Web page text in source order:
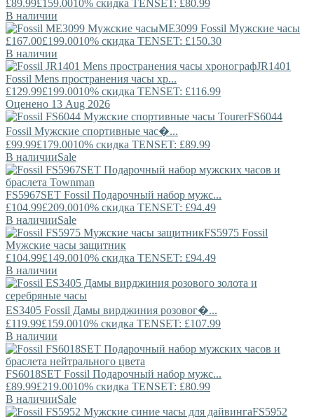
£89.99£159.0010% скидка TENSET: £80.99
В наличии
ME3099 Fossil Мужские часы
£167.00£199.0010% скидка TENSET: £150.30
В наличии
JR1401
Fossil Mens пространения часы хр...
£129.99£199.0010% скидка TENSET: £116.99
Оценено 13 Aug 2026
FS6044
Fossil Мужские спортивные час�...
£99.99£179.0010% скидка TENSET: £89.99
В наличииSale
FS5967SET Fossil Подарочный набор мужс...
£104.99£209.0010% скидка TENSET: £94.49
В наличииSale
FS5975 Fossil
Мужские часы защитник
£104.99£149.0010% скидка TENSET: £94.49
В наличии
ES3405 Fossil Дамы вирджиния розовог�...
£119.99£159.0010% скидка TENSET: £107.99
В наличии
FS6018SET Fossil Подарочный набор мужс...
£89.99£219.0010% скидка TENSET: £80.99
В наличииSale
FS5952